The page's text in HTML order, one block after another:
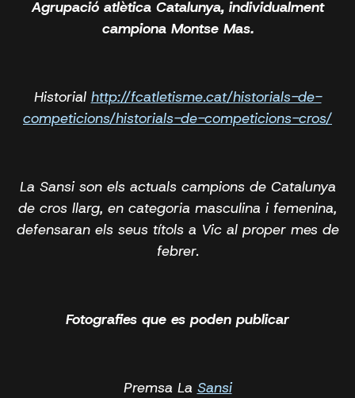
Agrupació atlètica Catalunya, individualment
campiona Montse Mas.
Historial http://fcatletisme.cat/historials-de-
competicions/historials-de-competicions-cros/
La Sansi son els actuals campions de Catalunya
de cros llarg, en categoria masculina i femenina,
defensaran els seus títols a Vic al proper mes de
febrer.
Fotografies que es poden publicar
Premsa La Sansi